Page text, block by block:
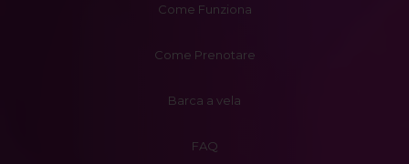
Come Funziona
Come Prenotare
Barca a vela
FAQ